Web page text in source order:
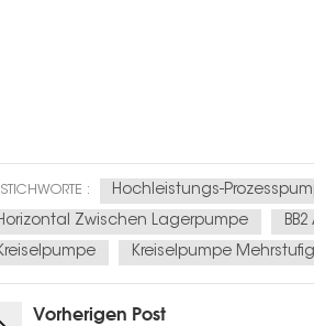
STICHWORTE : Hochleistungs-
Zwischen Lagerpumpe
Kreiselpumpe Mehrstufig
Vorherigen Post